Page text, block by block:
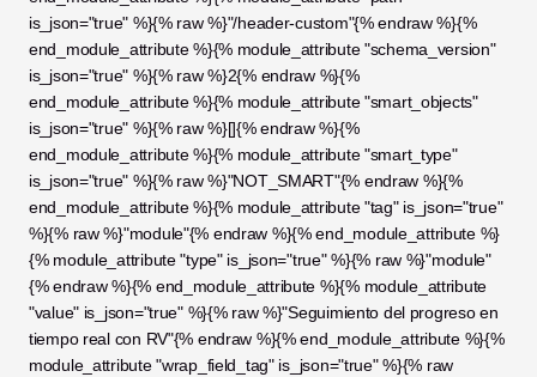
is_json="true" %}{% raw %}"/header-custom"{% endraw %}{%
end_module_attribute %}{% module_attribute "schema_version"
is_json="true" %}{% raw %}2{% endraw %}{%
end_module_attribute %}{% module_attribute "smart_objects"
is_json="true" %}{% raw %}[]{% endraw %}{%
end_module_attribute %}{% module_attribute "smart_type"
is_json="true" %}{% raw %}"NOT_SMART"{% endraw %}{%
end_module_attribute %}{% module_attribute "tag" is_json="true"
%}{% raw %}"module"{% endraw %}{% end_module_attribute %}
{% module_attribute "type" is_json="true" %}{% raw %}"module"
{% endraw %}{% end_module_attribute %}{% module_attribute
"value" is_json="true" %}{% raw %}"Seguimiento del progreso en
tiempo real con RV"{% endraw %}{% end_module_attribute %}{%
module_attribute "wrap_field_tag" is_json="true" %}{% raw